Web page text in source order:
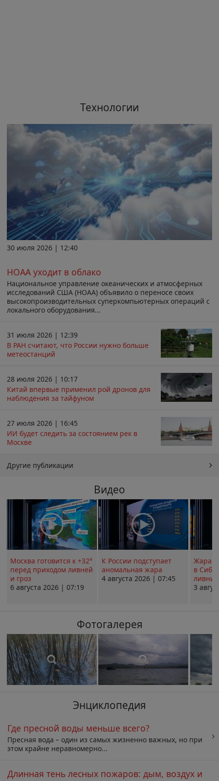
Технологии
30 июля 2026 | 12:40
НОАА уходит в облако
Национальное управление океанических и атмосферных
исследований США (НОАА) объявило о переносе своих
высокопроизводительных суперкомпьютерных операций с
локального оборудования...
31 июля 2026 | 12:39
В РАН считают, что России нужно больше
метеостанций
28 июля 2026 | 10:17
Китай впервые применил рой дронов для
наблюдения за тайфуном
27 июля 2026 | 16:45
ИИ будет следить за состоянием рек в
Москве
Другие публикации
Видео
Москва готовится к +32°
перед приходом ливней
и гроз
6 августа 2026 | 07:19
К России подступает
аномальная жара
4 августа 2026 | 07:45
Жара в
в
ливни
3
Фотогалерея
Энциклопедия
Где пресной воды меньше всего?
Пресная вода – один из самых жизненно важных, но при
этом крайне неравномерно...
Длинная тень лесных пожаров: дым, воздух и